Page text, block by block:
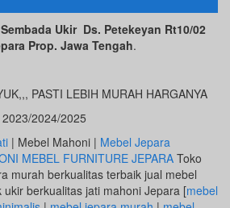
Ukir Ds. Petekeyan Rt10/02
Prop. Jawa Tengah.
PASTI LEBIH MURAH HARGANYA
2023/2024/2025
| Mebel Mahoni | Mebel Jepara
MEBEL FURNITURE JEPARA Toko
murah berkualitas terbaik jual mebel
berkualitas jati mahoni Jepara [mebel